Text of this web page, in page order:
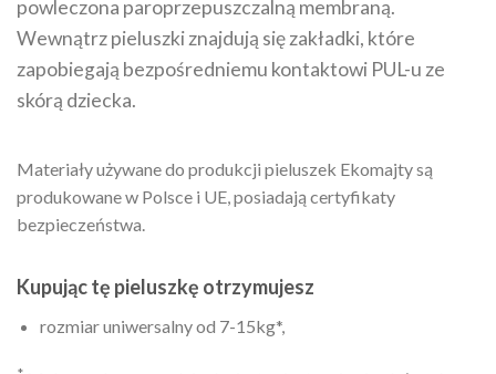
powleczona paroprzepuszczalną membraną.
Wewnątrz pieluszki znajdują się zakładki, które
zapobiegają bezpośredniemu kontaktowi PUL-u ze
skórą dziecka.
Materiały używane do produkcji pieluszek Ekomajty są
produkowane w Polsce i UE, posiadają certyfikaty
bezpieczeństwa.
Kupując tę pieluszkę otrzymujesz
rozmiar uniwersalny od 7-15kg*,